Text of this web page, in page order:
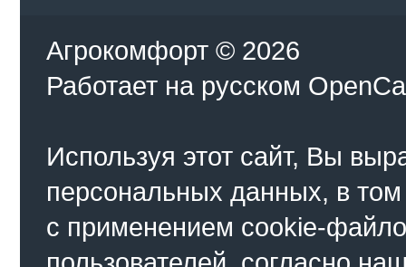
Агрокомфорт © 2026
Работает на русском
Используя этот сайт, Вы
персональных данных, в
с применением cookie-